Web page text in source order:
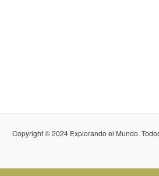
Copyright © 2024 Explorando el Mundo.